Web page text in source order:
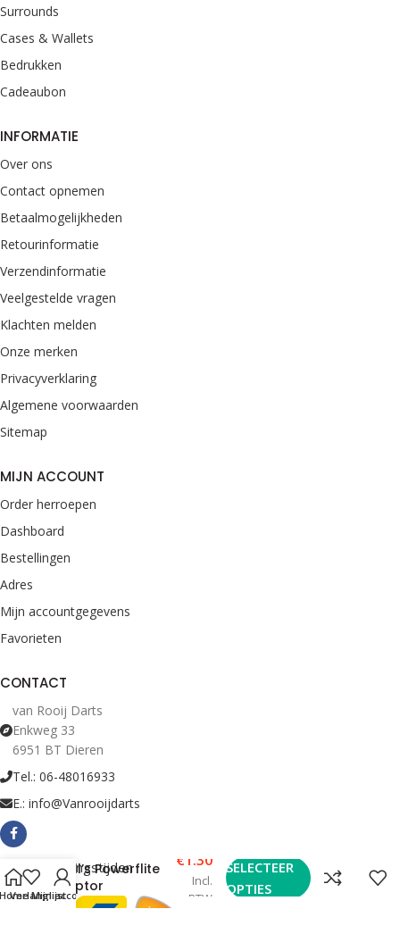
Surrounds
Cases & Wallets
Bedrukken
Cadeaubon
INFORMATIE
Over ons
Contact opnemen
Betaalmogelijkheden
Retourinformatie
Verzendinformatie
Veelgestelde vragen
Klachten melden
Onze merken
Privacyverklaring
Algemene voorwaarden
Sitemap
MIJN ACCOUNT
Order herroepen
Dashboard
Bestellingen
Adres
Mijn accountgegevens
Favorieten
CONTACT
van Rooij Darts
Enkweg 33
6951 BT Dieren
Tel.: 06-48016933
E.: info@Vanrooijdarts
Bekijk Openingstijden
Bull’s Powerflite
Raptor
€ 1.30
Incl.
BTW
SELECTEER
OPTIES
Verlanglijst
Mijn account